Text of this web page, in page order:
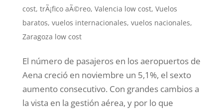
cost, trÃ¡fico aÃ©reo, Valencia low cost, Vuelos
baratos, vuelos internacionales, vuelos nacionales,
Zaragoza low cost
El número de pasajeros en los aeropuertos de
Aena creció en noviembre un 5,1%, el sexto
aumento consecutivo . Con grandes cambios a
la vista en la gestión aérea, y por lo que